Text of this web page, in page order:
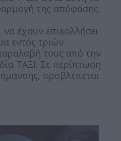
της απόφασης.
έχουν επικολλήσει
εντός τριών
τους από την
ΤΑΞΙ. Σε περίπτωση
προβλέπεται